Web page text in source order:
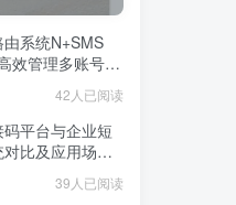
系统N+SMS
效管理多账号验
42人已阅读
平台与企业短
比及应用场景
39人已阅读